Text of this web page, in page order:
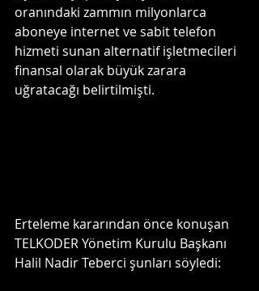
oranındaki zammın milyonlarca
aboneye internet ve sabit telefon
hizmeti sunan alternatif işletmecileri
finansal olarak büyük zarara
uğratacağı belirtilmişti.
Erteleme kararından önce konuşan
TELKODER Yönetim Kurulu Başkanı
Halil Nadir Teberci şunları söyledi: